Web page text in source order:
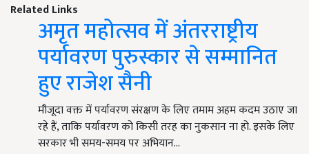
Related Links
अमृत महोत्सव में अंतरराष्ट्रीय
पर्यावरण पुरुस्कार से सम्मानित
हुए राजेश सैनी
मौजूदा वक्त में पर्यावरण संरक्षण के लिए तमाम अहम कदम उठाए जा
रहे हैं, ताकि पर्यावरण को किसी तरह का नुकसान ना हो. इसके लिए
सरकार भी समय-समय पर अभियान…